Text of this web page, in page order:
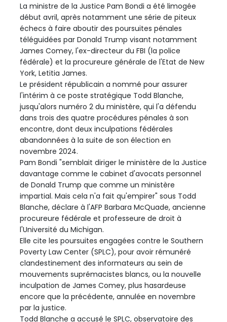
La ministre de la Justice Pam Bondi a été limogée
début avril, après notamment une série de piteux
échecs à faire aboutir des poursuites pénales
téléguidées par Donald Trump visant notamment
James Comey, l'ex-directeur du FBI (la police
fédérale) et la procureure générale de l'Etat de New
York, Letitia James.
Le président républicain a nommé pour assurer
l'intérim à ce poste stratégique Todd Blanche,
jusqu'alors numéro 2 du ministère, qui l'a défendu
dans trois des quatre procédures pénales à son
encontre, dont deux inculpations fédérales
abandonnées à la suite de son élection en
novembre 2024.
Pam Bondi "semblait diriger le ministère de la Justice
davantage comme le cabinet d'avocats personnel
de Donald Trump que comme un ministère
impartial. Mais cela n'a fait qu'empirer" sous Todd
Blanche, déclare à l'AFP Barbara McQuade, ancienne
procureure fédérale et professeure de droit à
l'Université du Michigan.
Elle cite les poursuites engagées contre le Southern
Poverty Law Center (SPLC), pour avoir rémunéré
clandestinement des informateurs au sein de
mouvements suprémacistes blancs, ou la nouvelle
inculpation de James Comey, plus hasardeuse
encore que la précédente, annulée en novembre
par la justice.
Todd Blanche a accusé le SPLC, observatoire des